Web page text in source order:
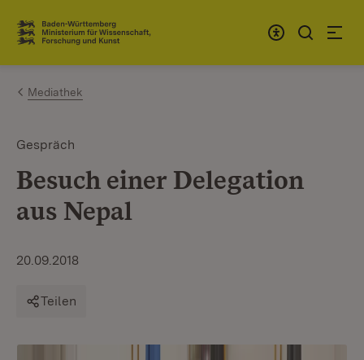
Zum Inhalt springen
Link zur Startseite
Mediathek
Gespräch
Besuch einer Delegation
aus Nepal
20.09.2018
Teilen